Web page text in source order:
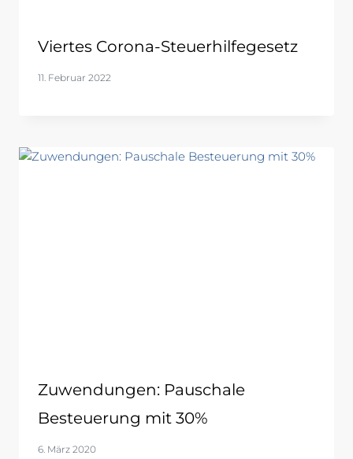
Viertes Corona-Steuerhilfegesetz
11. Februar 2022
Zuwendungen: Pauschale
Besteuerung mit 30%
6. März 2020